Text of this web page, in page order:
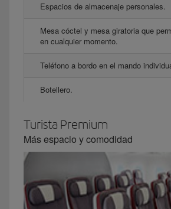
Espacios de almacenaje personales.
Mesa cóctel y mesa giratoria que
en cualquier momento.
Teléfono a bordo en el mando
Botellero.
Turista Premium
Más espacio y comodidad